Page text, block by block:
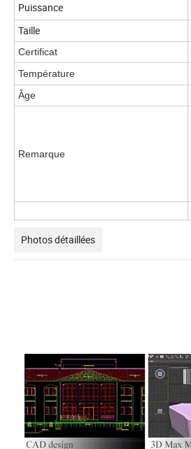
Puissance
Taille
Certificat
Température
Âge
Remarque
Photos détaillées